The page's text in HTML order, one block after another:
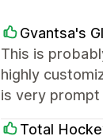
Gvantsa's
This is
highly
is very prompt
Total